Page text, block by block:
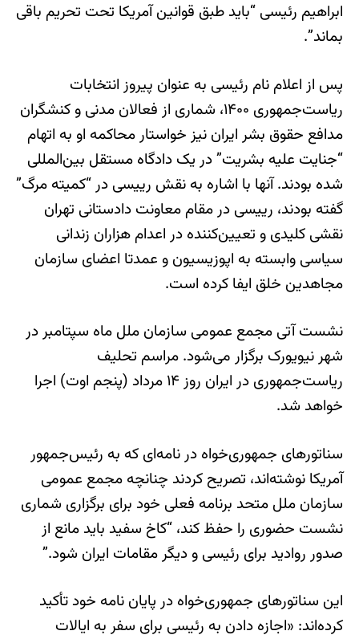
ابراهیم رئیسی “باید طبق قوانین آمریکا تحت تحریم باقی
بماند”.
پس از اعلام نام رئیسی به عنوان پیروز انتخابات
ریاست‌جمهوری ۱۴۰۰، شماری از فعالان مدنی و کنشگران
مدافع حقوق بشر ایران نیز خواستار محاکمه او به اتهام
“جنایت علیه بشریت” در یک دادگاه مستقل بین‌المللی
شده بودند. آنها با اشاره به نقش رییسی در “کمیته مرگ”
گفته بودند، رییسی در مقام معاونت دادستانی تهران
نقشی کلیدی و تعیین‌کننده در اعدام هزاران زندانی
سیاسی وابسته به اپوزیسیون و عمدتا اعضای سازمان
مجاهدین خلق ایفا کرده است.
نشست آتی مجمع عمومی سازمان ملل ماه سپتامبر در
شهر نیویورک برگزار می‌شود. مراسم تحلیف
ریاست‌جمهوری در ایران روز ۱۴ مرداد (پنجم اوت) اجرا
خواهد شد.
سناتورهای جمهوری‌خواه در نامه‌ای که به رئیس‌جمهور
آمریکا نوشته‌اند، تصریح کردند چنانچه مجمع عمومی
سازمان ملل متحد برنامه فعلی خود برای برگزاری شماری
نشست حضوری را حفظ کند، “کاخ سفید باید مانع از
صدور روادید برای رئیسی و دیگر مقامات ایران شود.”
این سناتورهای جمهوری‌خواه در پایان نامه خود تأکید
کرده‌اند: «اجازه دادن به رئیسی برای سفر به ایالات